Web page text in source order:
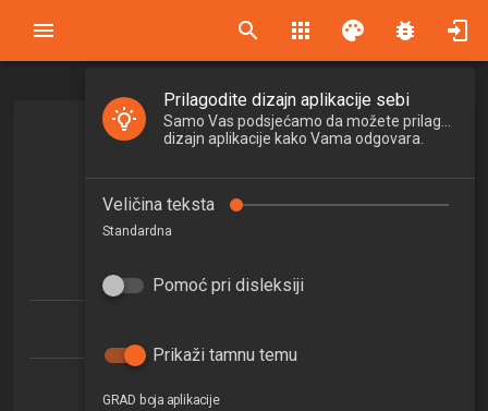
search apps palette bug_report
STABILNOST KONSTRUKCIJA
STABILITY OF STRUCTURES
2025/2026
Prilagodite dizajn aplikacije sebi
dizajn aplikacije kako Vama odgovara.
Veličina teksta
Standardna
Pomoć pri disleksiji
Prikaži tamnu temu
GRAD boja aplikacije